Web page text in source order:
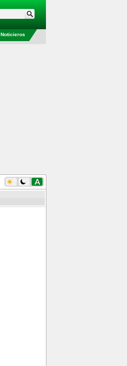
Noticieros